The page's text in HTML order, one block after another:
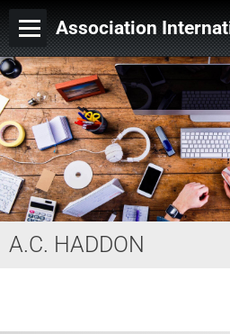
Page d'accueil
Derniers ajouts
A.C. HADDON